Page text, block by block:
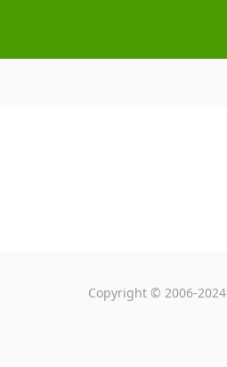
Copyright © 2006-2024